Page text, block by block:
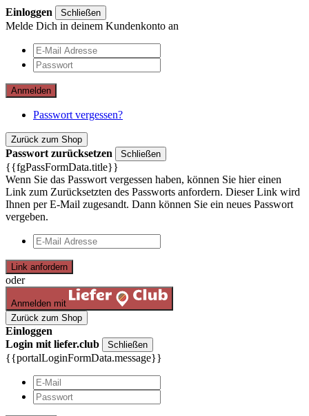
Einloggen Schließen
Melde Dich in deinem Kundenkonto an
Anmelden
Passwort vergessen?
Zurück zum Shop
Passwort zurücksetzen Schließen
{{fgPassFormData.title}}
Wenn Sie das Passwort vergessen haben, können Sie hier einen
Link zum Zurücksetzten des Passworts anfordern. Dieser Link wird
Ihnen per E-Mail zugesandt. Dann können Sie ein neues Passwort
vergeben.
Link anfordern
oder
Anmelden mit
Zurück zum Shop
Einloggen
Login mit liefer.club
Schließen
{{portalLoginFormData.message}}